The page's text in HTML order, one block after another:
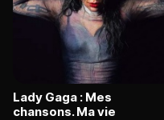
Lady Gaga : Mes
chansons. Ma vie